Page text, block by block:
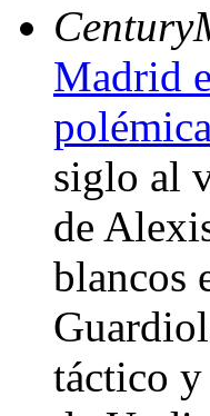
Madrid
polémica
siglo al
de
blancos
táctico